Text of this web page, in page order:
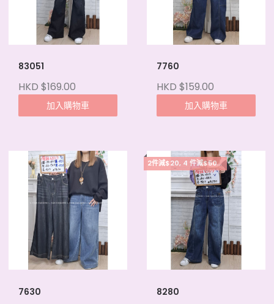
83051
HKD $169.00
加入購物車
7760
HKD $159.00
加入購物車
7630
2件減$20, 4 件減$50, 5件起每件減$15
8280